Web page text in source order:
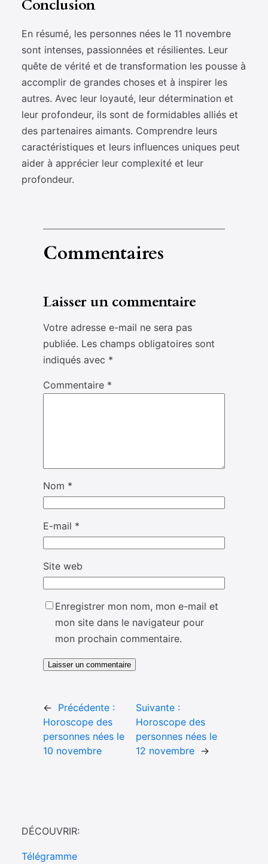
Conclusion
En résumé, les personnes nées le 11 novembre
sont intenses, passionnées et résilientes. Leur
quête de vérité et de transformation les pousse à
accomplir de grandes choses et à inspirer les
autres. Avec leur loyauté, leur détermination et
leur profondeur, ils sont de formidables alliés et
des partenaires aimants. Comprendre leurs
caractéristiques et leurs influences uniques peut
aider à apprécier leur complexité et leur
profondeur.
Commentaires
Laisser un commentaire
Votre adresse e-mail ne sera pas
publiée. Les champs obligatoires sont
indiqués avec *
Commentaire *
Nom *
E-mail *
Site web
Enregistrer mon nom, mon e-mail et
mon site dans le navigateur pour
mon prochain commentaire.
← Précédente :
Horoscope des
personnes nées le
10 novembre
Suivante :
Horoscope des
personnes nées le
12 novembre →
DÉCOUVRIR:
Télégramme